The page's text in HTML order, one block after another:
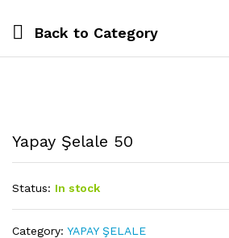
Back to Category
Yapay Şelale 50
Status: In stock
Category: YAPAY ŞELALE